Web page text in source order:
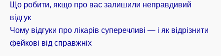
Що робити, якщо про вас залишили неправдивий
відгук
Чому відгуки про лікарів суперечливі — і як відрізнити
фейкові від справжніх